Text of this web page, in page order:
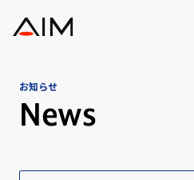
株式会社AIメディ
お知らせ
News